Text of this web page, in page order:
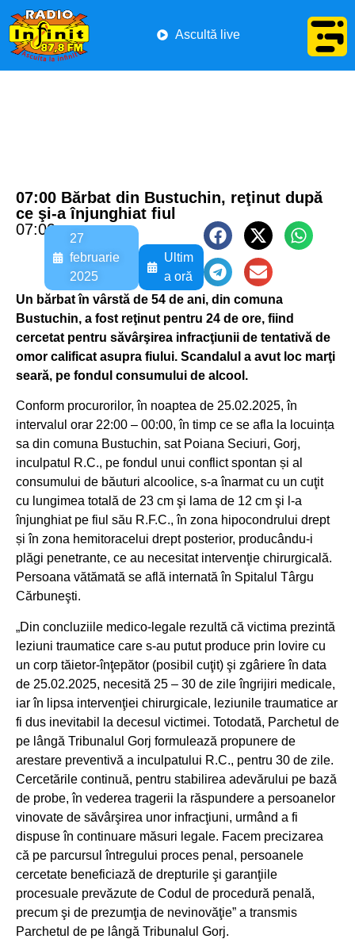
Ascultă live
07:00 Bărbat din Bustuchin, reţinut după
ce şi-a înjunghiat fiul
07:00
27
februarie
2025
Ultim
a oră
Un bărbat în vârstă de 54 de ani, din comuna
Bustuchin, a fost reţinut pentru 24 de ore, fiind
cercetat pentru săvârşirea infracţiunii de tentativă de
omor calificat asupra fiului. Scandalul a avut loc marţi
seară, pe fondul consumului de alcool.
Conform procurorilor, în noaptea de 25.02.2025, în
intervalul orar 22:00 – 00:00, în timp ce se afla la locuința
sa din comuna Bustuchin, sat Poiana Seciuri, Gorj,
inculpatul R.C., pe fondul unui conflict spontan și al
consumului de băuturi alcoolice, s-a înarmat cu un cuţit
cu lungimea totală de 23 cm şi lama de 12 cm şi l-a
înjunghiat pe fiul său R.F.C., în zona hipocondrului drept
și în zona hemitoracelui drept posterior, producându-i
plăgi penetrante, ce au necesitat intervenţie chirurgicală.
Persoana vătămată se află internată în Spitalul Târgu
Cărbuneşti.
„Din concluziile medico-legale rezultă că victima prezintă
leziuni traumatice care s-au putut produce prin lovire cu
un corp tăietor-înţepător (posibil cuţit) şi zgâriere în data
de 25.02.2025, necesită 25 – 30 de zile îngrijiri medicale,
iar în lipsa intervenţiei chirurgicale, leziunile traumatice ar
fi dus inevitabil la decesul victimei. Totodată, Parchetul de
pe lângă Tribunalul Gorj formulează propunere de
arestare preventivă a inculpatului R.C., pentru 30 de zile.
Cercetările continuă, pentru stabilirea adevărului pe bază
de probe, în vederea tragerii la răspundere a persoanelor
vinovate de săvârşirea unor infracţiuni, urmând a fi
dispuse în continuare măsuri legale. Facem precizarea
că pe parcursul întregului proces penal, persoanele
cercetate beneficiază de drepturile şi garanţiile
procesuale prevăzute de Codul de procedură penală,
precum şi de prezumţia de nevinovăţie” a transmis
Parchetul de pe lângă Tribunalul Gorj.